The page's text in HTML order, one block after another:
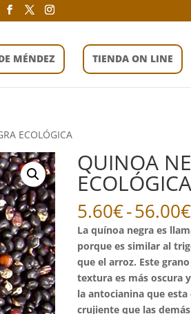
MÉNDEZ TIENDA ON LINE
ECOLÓGICA
QUINOA
ECOLÓGICA
5.60€-56.00€
La quínoa negra es
porque es similar al
que el arroz. Este
textura es más oscura
la antocianina que
crujiente que las